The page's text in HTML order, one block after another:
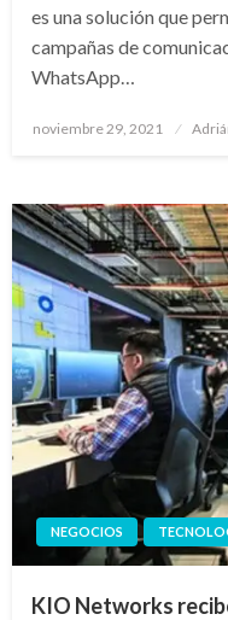
es una solución que
campañas de
WhatsApp…
Publicado
noviembre 29, 2021
NEGOCIOS
KIO Networks